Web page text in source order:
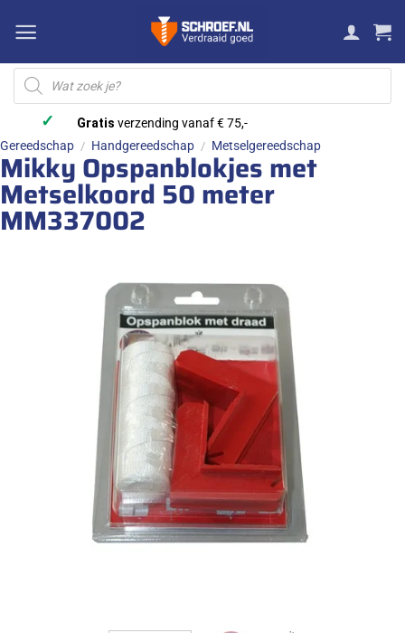
naar
inhoud
Producten
zoeken
✓ Gratis verzending vanaf € 75,-
Gereedschap / Handgereedschap / Metselgereedschap
Mikky Opspanblokjes met
Metselkoord 50 meter
MM337002